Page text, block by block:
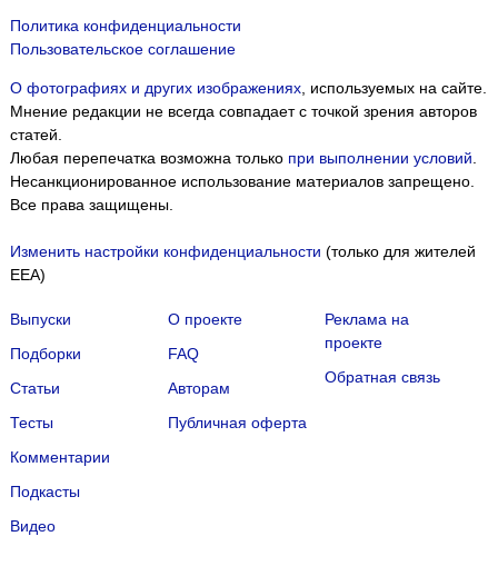
Политика конфиденциальности
Пользовательское соглашение
О фотографиях и других изображениях, используемых на сайте.
Мнение редакции не всегда совпадает с точкой зрения авторов
статей.
Любая перепечатка возможна только при выполнении условий
Несанкционированное использование материалов запрещено.
Все права защищены.
Изменить настройки конфиденциальности (только для жителей
EEA)
Выпуски
Подборки
Статьи
Тесты
Комментарии
Подкасты
Видео
О проекте
FAQ
Авторам
Публичная оферта
Реклама на
проекте
Обратная связь